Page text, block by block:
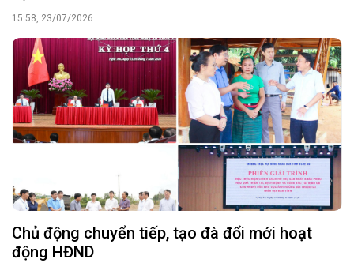
15:58, 23/07/2026
Chủ động chuyển tiếp, tạo đà đổi mới hoạt
động HĐND